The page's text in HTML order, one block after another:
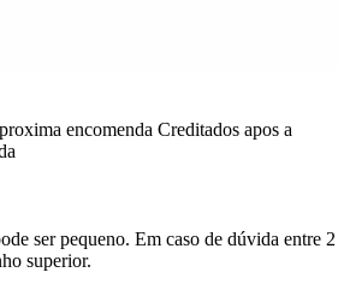
encomenda Creditados apos a
ser pequeno. Em caso de dúvida entre 2
superior.